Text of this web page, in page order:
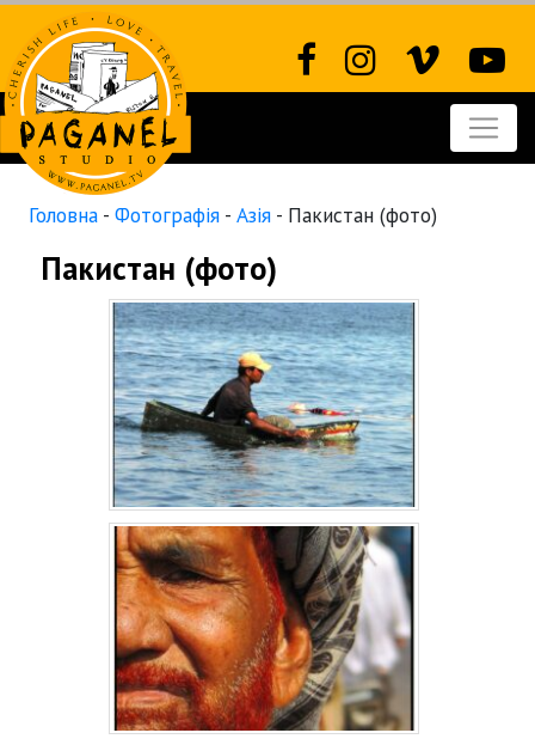
Головна- Фотографія- Азія- Пакистан (фото)
Пакистан (фото)